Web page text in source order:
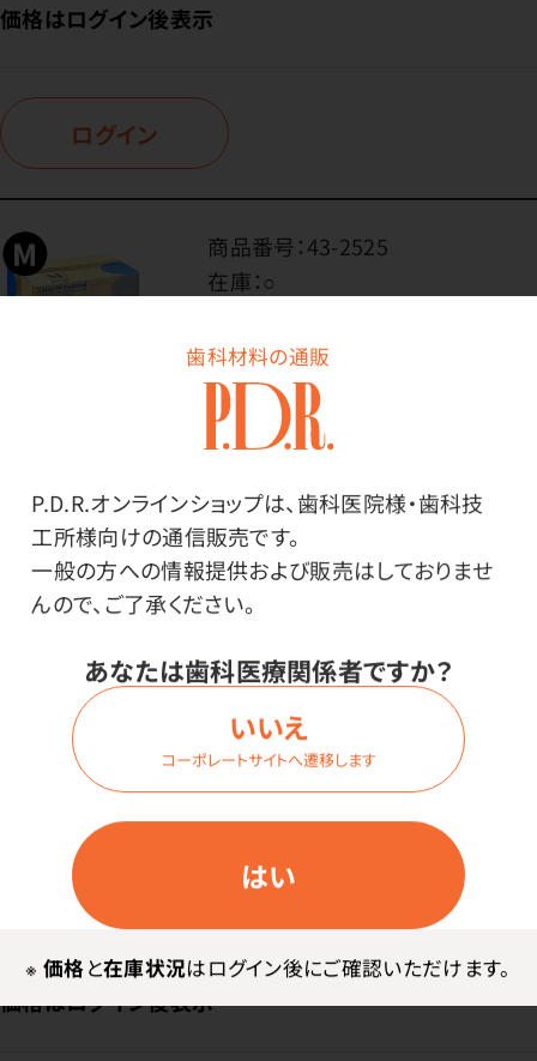
歯科材料の通販
P.D.R.オンラインショップは、歯科医院様・歯科技
工所様向けの通信販売です。
一般の方への情報提供および販売はしておりませ
んので、ご了承ください。
あなたは歯科医療関係者ですか？
はい
いいえ
コーポレートサイトへ遷移します
※ 価格と在庫状況はログイン後にご確認いただけます。
価格はログイン後表示
ログイン
商品番号：43-2525
在庫：○
1ケース（100枚入×10箱）
サイズ：
Mサイズ
価格はログイン後表示
ログイン
商品番号：43-3983
在庫：○
1ケース（100枚入×10箱）
サイズ：
価格はログイン後表示